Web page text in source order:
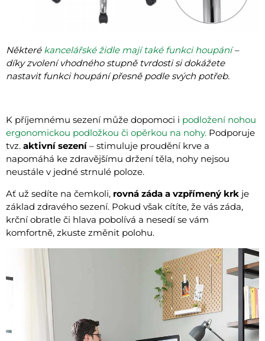
Některé kancelářské židle mají také funkci houpání–
díky zvolení vhodného stupně tvrdosti si dokážete
nastavit funkci houpání přesně podle svých potřeb.
K příjemnému sezení může dopomoci i podložení nohou
ergonomickou podložkou či opěrkou na nohy. Podporuje
tvz. aktivní sezení – stimuluje proudění krve a
napomáhá ke zdravějšímu držení těla, nohy nejsou
neustále v jedné strnulé poloze.
Ať už sedíte na čemkoli, rovná záda a vzpřímený krk je
základ zdravého sezení. Pokud však cítíte, že vás záda,
krční obratle či hlava pobolívá a nesedí se vám
komfortně, zkuste změnit polohu.